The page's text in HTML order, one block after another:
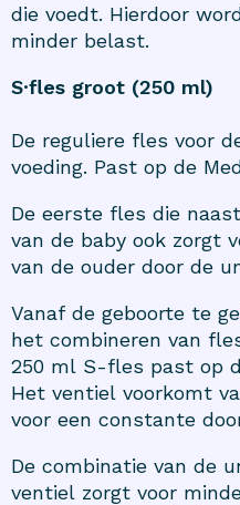
die voedt. Hierdoor
minder belast.
S·fles groot (250 ml)
De reguliere fles voor
voeding. Past op de
De eerste fles die
van de baby ook zorgt
van de ouder door de
Vanaf de geboorte te
het combineren van
250 ml S-fles past op
Het ventiel voorkomt
voor een constante
De combinatie van de
ventiel zorgt voor